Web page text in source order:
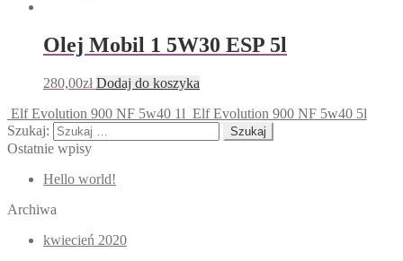
Olej Mobil 1 5W30 ESP 5l
280,00zł Dodaj do koszyka
Elf Evolution 900 NF 5w40 1l Elf Evolution 900 NF 5w40 5l
Szukaj:
Ostatnie wpisy
Hello world!
Archiwa
kwiecień 2020